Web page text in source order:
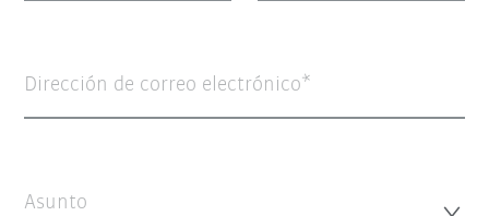
Dirección de correo electrónico
Asunto